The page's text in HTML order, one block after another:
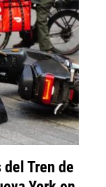
Tren de